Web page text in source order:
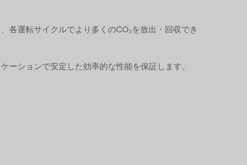
各運転サイクルでより多くのCO₂を放出・回収でき
ションで安定した効率的な性能を保証します。